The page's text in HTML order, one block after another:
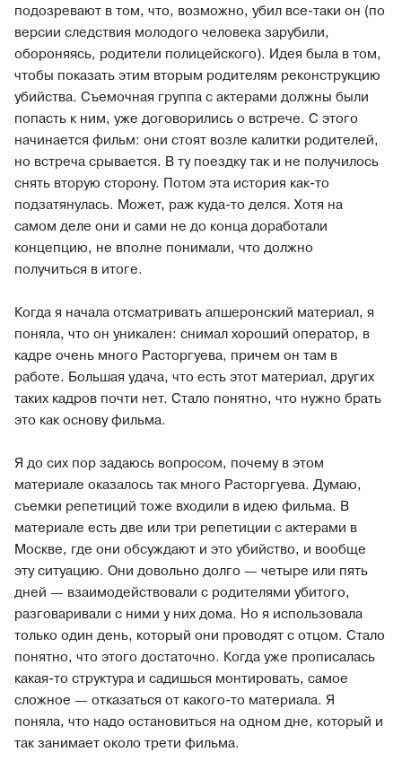
подозревают в том, что, возможно, убил все-таки он (по
версии следствия молодого человека зарубили,
обороняясь, родители полицейского). Идея была в том,
чтобы показать этим вторым родителям реконструкцию
убийства. Съемочная группа с актерами должны были
попасть к ним, уже договорились о встрече. С этого
начинается фильм: они стоят возле калитки родителей,
но встреча срывается. В ту поездку так и не получилось
снять вторую сторону. Потом эта история как-то
подзатянулась. Может, раж куда-то делся. Хотя на
самом деле они и сами не до конца доработали
концепцию, не вполне понимали, что должно
получиться в итоге.
Когда я начала отсматривать апшеронский материал, я
поняла, что он уникален: снимал хороший оператор, в
кадре очень много Расторгуева, причем он там в
работе. Большая удача, что есть этот материал, других
таких кадров почти нет. Стало понятно, что нужно брать
это как основу фильма.
Я до сих пор задаюсь вопросом, почему в этом
материале оказалось так много Расторгуева. Думаю,
съемки репетиций тоже входили в идею фильма. В
материале есть две или три репетиции с актерами в
Москве, где они обсуждают и это убийство, и вообще
эту ситуацию. Они довольно долго — четыре или пять
дней — взаимодействовали с родителями убитого,
разговаривали с ними у них дома. Но я использовала
только один день, который они проводят с отцом. Стало
понятно, что этого достаточно. Когда уже прописалась
какая-то структура и садишься монтировать, самое
сложное — отказаться от какого-то материала. Я
поняла, что надо остановиться на одном дне, который и
так занимает около трети фильма.